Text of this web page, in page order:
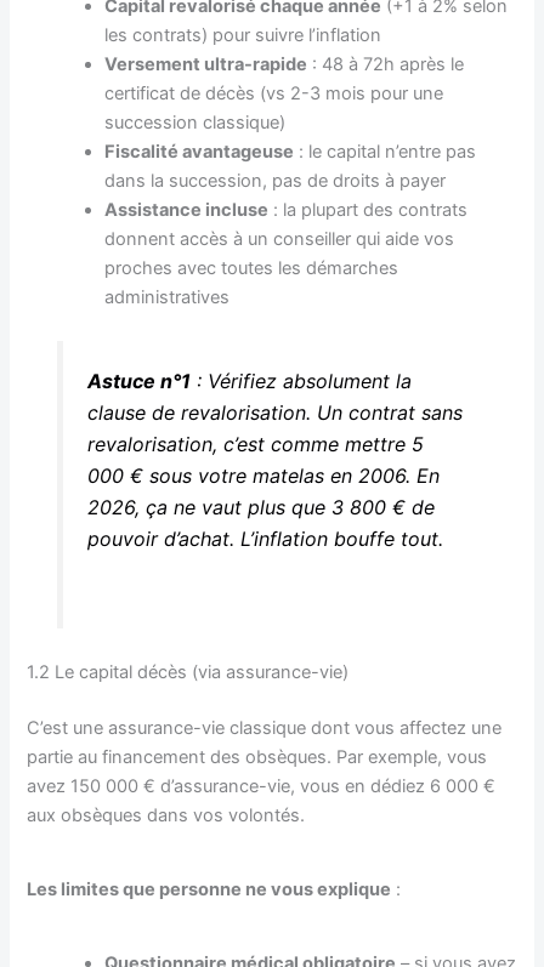
Capital revalorisé chaque année (+1 à 2% selon
les contrats) pour suivre l’inflation
Versement ultra-rapide : 48 à 72h après le
certificat de décès (vs 2-3 mois pour une
succession classique)
Fiscalité avantageuse : le capital n’entre pas
dans la succession, pas de droits à payer
Assistance incluse : la plupart des contrats
donnent accès à un conseiller qui aide vos
proches avec toutes les démarches
administratives
Astuce n°1: Vérifiez absolument la
clause de revalorisation. Un contrat sans
revalorisation, c’est comme mettre 5
000 € sous votre matelas en 2006. En
2026, ça ne vaut plus que 3 800 € de
pouvoir d’achat. L’inflation bouffe tout.
1.2 Le capital décès (via assurance-vie)
C’est une assurance-vie classique dont vous affectez une
partie au financement des obsèques. Par exemple, vous
avez 150 000 € d’assurance-vie, vous en dédiez 6 000 €
aux obsèques dans vos volontés.
Les limites que personne ne vous explique :